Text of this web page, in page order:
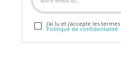
J'ai lu et j'accepte les
Politique de confidentialité